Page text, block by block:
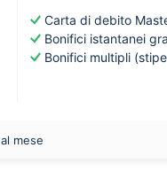
Carta di debito
Bonifici istantanei
Bonifici multipli
mese